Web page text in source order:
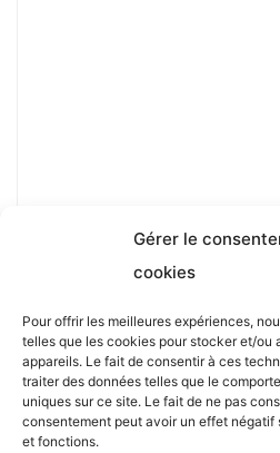
Gérer le
cookies
Pour offrir les meilleures expériences,
telles que les cookies pour stocker et/ou
appareils. Le fait de consentir à ces
traiter des données telles que le
uniques sur ce site. Le fait de ne pas
consentement peut avoir un effet
et fonctions.